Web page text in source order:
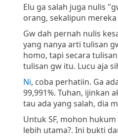
Elu ga salah juga nulis
orang, sekalipun
Gw dah pernah nulis
yang nanya arti tulisan
homo, tapi secara
tulisan gw itu. Lucu aja
Ni, coba perhatiin. Ga
99,991%. Tuhan, ijinkan
tau ada yang salah, dia
Untuk SF, mohon
lebih utama?. Ini bukti